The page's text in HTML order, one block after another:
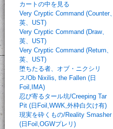
カートの中を見る
Very Cryptic Command (Counter、
英、UST)
Very Cryptic Command (Draw、
英、UST)
Very Cryptic Command (Return、
英、UST)
堕ちたる者、オブ・ニクシリ
ス/Ob Nixilis, the Fallen (日
Foil,IMA)
忍び寄るタール坑/Creeping Tar
Pit (日Foil,WWK,外枠白欠け有)
現実を砕くもの/Reality Smasher
(日Foil,OGWプレリ)